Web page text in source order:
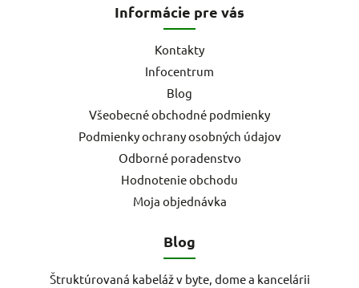
Informácie pre vás
Kontakty
Infocentrum
Blog
Všeobecné obchodné podmienky
Podmienky ochrany osobných údajov
Odborné poradenstvo
Hodnotenie obchodu
Moja objednávka
Blog
Štruktúrovaná kabeláž v byte, dome a kancelárii